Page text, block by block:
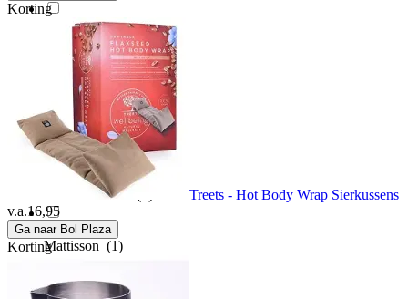
Kuumavesipullo(1)
Lifetime
Little Dutch (1)
MARBEAUX
Mattisson (1)
Korting
Treets - Hot Body Wrap Sierkussens
v.a.16,95
Ga naar Bol Plaza
Korting